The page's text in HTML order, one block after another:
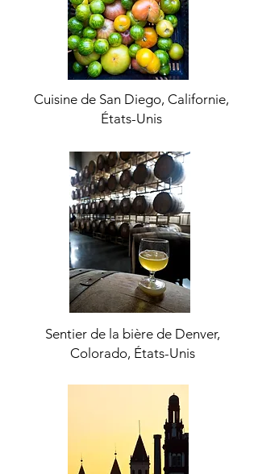
Cuisine de San Diego, Californie,
États-Unis
Sentier de la bière de Denver,
Colorado, États-Unis